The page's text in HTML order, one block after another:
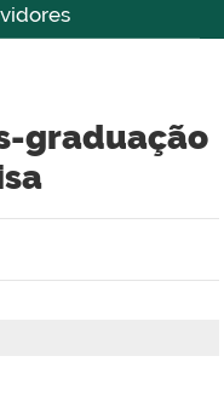
graduação